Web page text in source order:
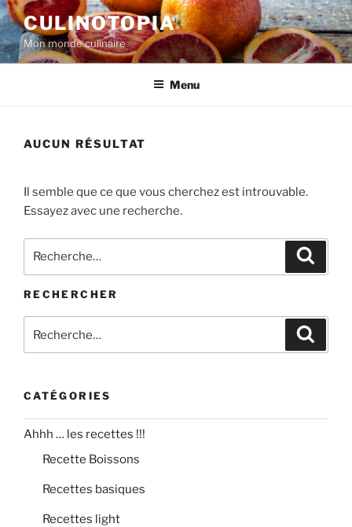
Aller
au
contenu
principal
CULINOTOPIA
Mon monde culinaire
Menu
AUCUN RÉSULTAT
Il semble que ce que vous cherchez est introuvable.
Essayez avec une recherche.
pour
RECHERCHER
pour
CATÉGORIES
Ahhh … les recettes !!!
Recette Boissons
Recettes basiques
Recettes light